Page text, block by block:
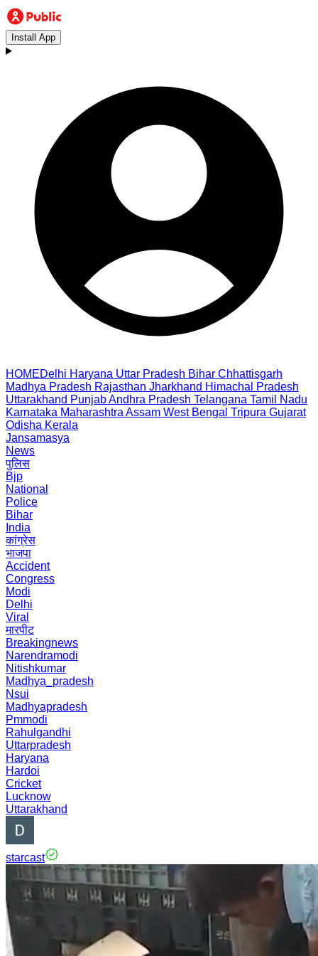
Install App
HOMEDelhi Haryana Uttar Pradesh Bihar Chhattisgarh
Madhya Pradesh Rajasthan Jharkhand Himachal Pradesh
Uttarakhand PunjabAndhra Pradesh Telangana Tamil Nadu
Karnataka Maharashtra Assam West Bengal Tripura Gujarat
Odisha Kerala
Jansamasya
News
पुलिस
Bjp
National
Police
Bihar
India
कांग्रेस
भाजपा
Accident
Congress
Modi
Delhi
Viral
मारपीट
Breakingnews
Narendramodi
Nitishkumar
Madhya_pradesh
Nsui
Madhyapradesh
Pmmodi
Rahulgandhi
Uttarpradesh
Haryana
Hardoi
Cricket
Lucknow
Uttarakhand
starcast